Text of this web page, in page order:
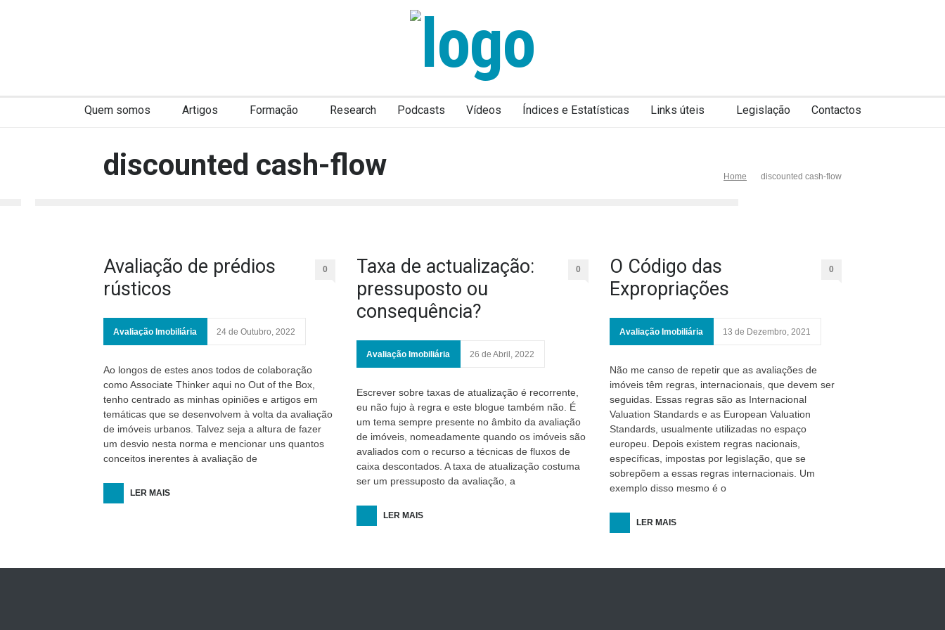
Quem somos Artigos Formação Research Podcasts Vídeos Índices e Estatísticas Links úteis Legislação Contactos
discounted cash-flow Home discounted cash-flow
Avaliação de prédios
rústicos
0
Avaliação Imobiliária 24 de Outubro, 2022
Ao longos de estes anos todos de colaboração
como Associate Thinker aqui no Out of the Box,
tenho centrado as minhas opiniões e artigos em
temáticas que se desenvolvem à volta da avaliação
de imóveis urbanos. Talvez seja a altura de fazer
um desvio nesta norma e mencionar uns quantos
conceitos inerentes à avaliação de
LER MAIS
Taxa de actualização:
pressuposto ou
consequência?
0
Avaliação Imobiliária 26 de Abril, 2022
Escrever sobre taxas de atualização é recorrente,
eu não fujo à regra e este blogue também não. É
um tema sempre presente no âmbito da avaliação
de imóveis, nomeadamente quando os imóveis são
avaliados com o recurso a técnicas de fluxos de
caixa descontados. A taxa de atualização costuma
ser um pressuposto da avaliação, a
LER MAIS
O Código das
Expropriações
0
Avaliação Imobiliária 13 de Dezembro, 2021
Não me canso de repetir que as avaliações de
imóveis têm regras, internacionais, que devem ser
seguidas. Essas regras são as Internacional
Valuation Standards e as European Valuation
Standards, usualmente utilizadas no espaço
europeu. Depois existem regras nacionais,
específicas, impostas por legislação, que se
sobrepõem a essas regras internacionais. Um
exemplo disso mesmo é o
LER MAIS